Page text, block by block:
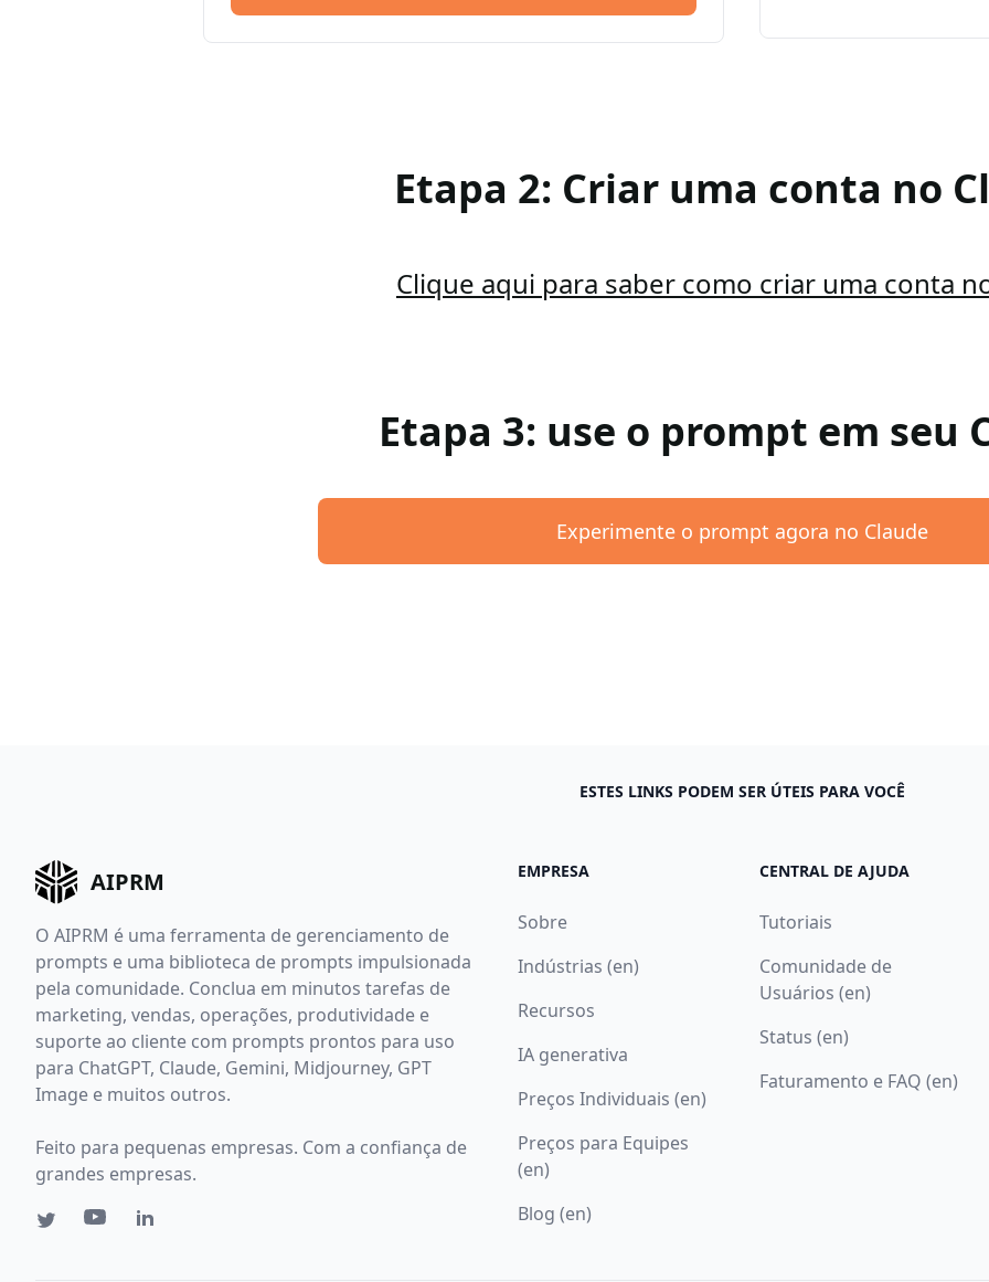
Etapa 2: Criar uma conta no
Clique aqui para saber como criar uma conta
Etapa 3: use o prompt em seu
Experimente o prompt agora no Claude
ESTES LINKS PODEM SER ÚTEIS PARA VOCÊ
AIPRM
O AIPRM é uma ferramenta de gerenciamento de
prompts e uma biblioteca de prompts impulsionada
pela comunidade. Conclua em minutos tarefas de
marketing, vendas, operações, produtividade e
suporte ao cliente com prompts prontos para uso
para ChatGPT, Claude, Gemini, Midjourney, GPT
Image e muitos outros.
Feito para pequenas empresas. Com a confiança de
grandes empresas.
EMPRESA
Sobre
Indústrias (en)
Recursos
IA generativa
Preços Individuais (en)
Preços para Equipes
(en)
Blog (en)
CENTRAL DE AJUDA
Tutoriais
Comunidade de
Usuários (en)
Status (en)
Faturamento e FAQ (en)